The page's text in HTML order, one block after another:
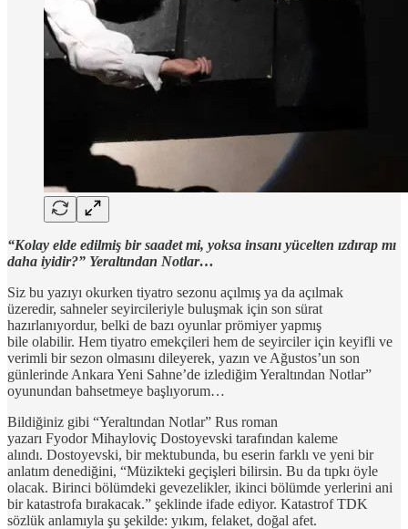
“Kolay elde edilmiş bir saadet mi, yoksa insanı yücelten ızdırap mı
daha iyidir?” Yeraltından Notlar…
Siz bu yazıyı okurken tiyatro sezonu açılmış ya da açılmak
üzeredir, sahneler seyircileriyle buluşmak için son sürat
hazırlanıyordur, belki de bazı oyunlar prömiyer yapmış
bile olabilir. Hem tiyatro emekçileri hem de seyirciler için keyifli ve
verimli bir sezon olmasını dileyerek, yazın ve Ağustos’un son
günlerinde Ankara Yeni Sahne’de izlediğim Yeraltından Notlar”
oyunundan bahsetmeye başlıyorum…
Bildiğiniz gibi “Yeraltından Notlar” Rus roman
yazarı Fyodor Mihayloviç Dostoyevski tarafından kaleme
alındı. Dostoyevski, bir mektubunda, bu eserin farklı ve yeni bir
anlatım denediğini, “Müzikteki geçişleri bilirsin. Bu da tıpkı öyle
olacak. Birinci bölümdeki gevezelikler, ikinci bölümde yerlerini ani
bir katastrofa bırakacak.” şeklinde ifade ediyor. Katastrof TDK
sözlük anlamıyla şu şekilde: yıkım, felaket, doğal afet.